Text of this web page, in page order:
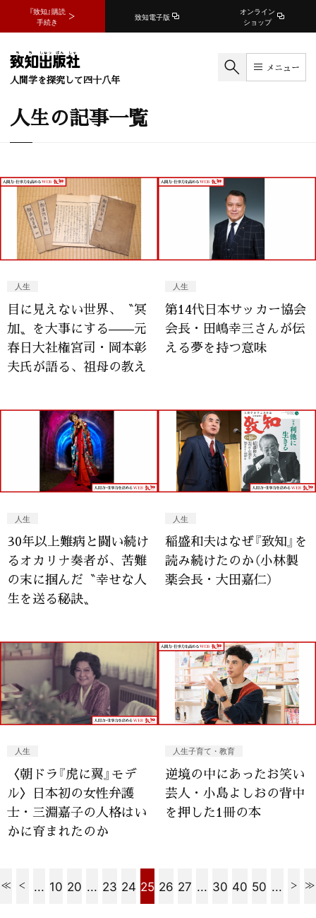
『致知』購読
手続き
致知電子版
オンライン
ショップ
人間学を探究して四十八年
メニュー
人生の記事一覧
人生
目に見えない世界、〝冥
加〟を大事にする——元
春日大社権宮司・岡本彰
夫氏が語る、祖母の教え
人生
第14代日本サッカー協会
会長・田嶋幸三さんが伝
える夢を持つ意味
人生
30年以上難病と闘い続け
るオカリナ奏者が、苦難
の末に掴んだ〝幸せな人
生を送る秘訣〟
人生
稲盛和夫はなぜ『致知』を
読み続けたのか（小林製
薬会長・大田嘉仁）
人生
〈朝ドラ『虎に翼』モデ
ル〉日本初の女性弁護
士・三淵嘉子の人格はい
かに育まれたのか
人生子育て・教育
逆境の中にあったお笑い
芸人・小島よしおの背中
を押した1冊の本
... 10 20 ... 23 24 25 26 27 ... 30 40 50 ...